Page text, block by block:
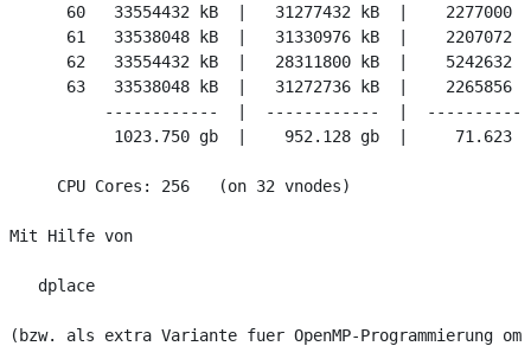
60   33554432 kB  |   31277432 kB  |    2277000
61   33538048 kB  |   31330976 kB  |    2207072
62   33554432 kB  |   28311800 kB  |    5242632
63   33538048 kB  |   31272736 kB  |    2265856
------------  |  ------------  |
1023.750 gb  |    952.128 gb  |     71.623
     CPU Cores: 256   (on 32 vnodes)
Mit Hilfe von
   dplace
(bzw. als extra Variante fuer OpenMP-Programmierung